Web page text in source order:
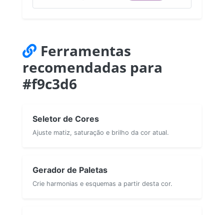
Ferramentas
recomendadas para
#f9c3d6
Seletor de Cores
Ajuste matiz, saturação e brilho da cor atual.
Gerador de Paletas
Crie harmonias e esquemas a partir desta cor.